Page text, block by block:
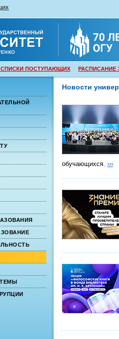
СПИСКИ ПОСТУПАЮЩИХ РАСПИСАНИЕ
Новости
обучающихся. ›››